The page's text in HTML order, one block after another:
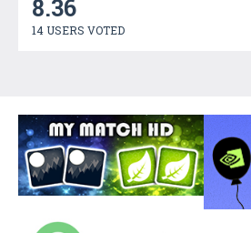
8.36
14 USERS VOTED